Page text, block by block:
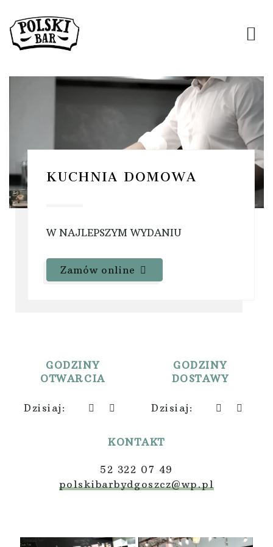
KUCHNIA DOMOWA
W NAJLEPSZYM WYDANIU
Zamów online
O nasGODZINY
OTWARCIA
Dzisiaj:
GODZINY
DOSTAWY
Dzisiaj:
KONTAKT
52 322 07 49
polskibarbydgoszcz@wp.pl